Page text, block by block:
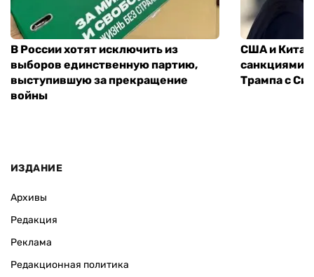
В России хотят исключить из
выборов единственную партию,
выступившую за прекращение
войны
США и
санкциями:
Трампа с Си
ИЗДАНИЕ
Архивы
Редакция
Реклама
Редакционная политика